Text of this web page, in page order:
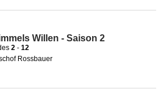
Willen - Saison 2
2 - 12
Rossbauer